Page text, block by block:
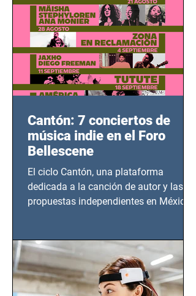
Cantón: 7 conciertos de
música indie en el Foro
Bellescene
El ciclo Cantón, una plataforma
dedicada a la canción de autor y las
propuestas independientes en México,
CDMX), todos los miércoles a partir del
14 de agosto al 25 de septiembre, a las
20:00 horas.